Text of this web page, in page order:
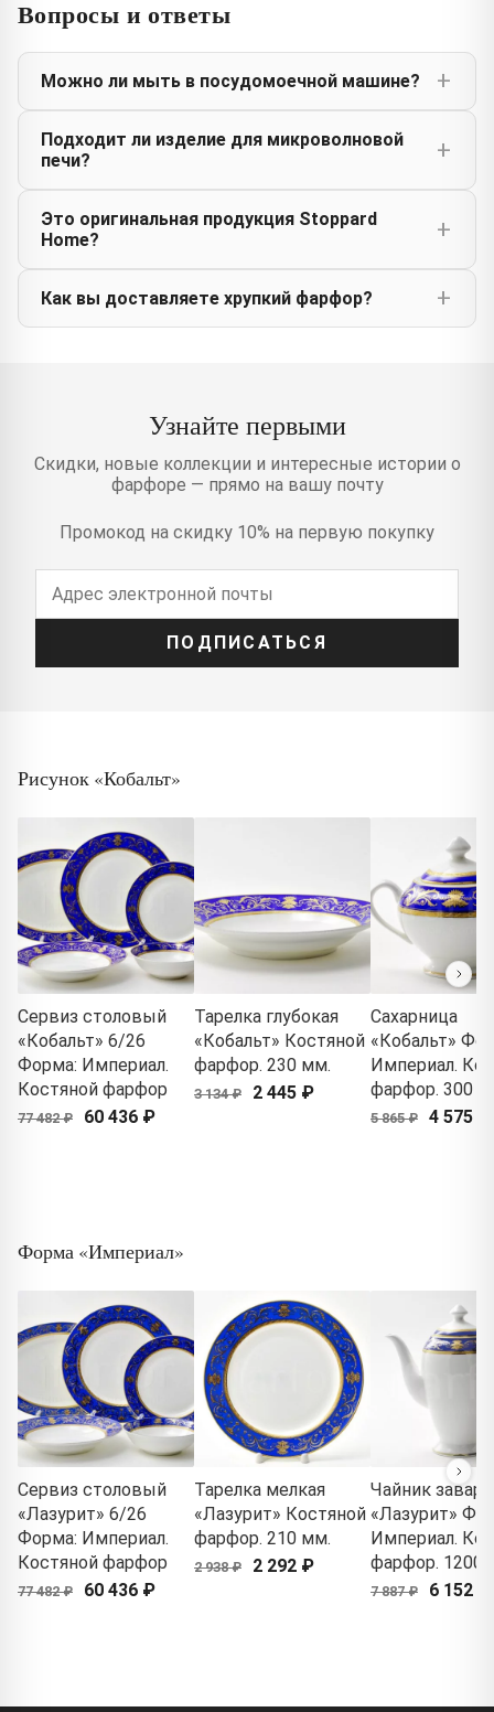
Вопросы и ответы
Можно ли мыть в посудомоечной машине?
Подходит ли изделие для микроволновой
печи?
Это оригинальная продукция Stoppard
Home?
Как вы доставляете хрупкий фарфор?
Узнайте первыми
Скидки, новые коллекции и интересные истории о
фарфоре — прямо на вашу почту
Промокод на скидку 10% на первую покупку
ПОДПИСАТЬСЯ
Рисунок «Кобальт»
Сервиз столовый
«Кобальт» 6/26
Форма: Империал.
Костяной фарфор
77 482 ₽ 60 436 ₽
Тарелка глубокая
«Кобальт» Костяной
фарфор. 230 мм.
3 134 ₽ 2 445 ₽
Сахарница
«Кобальт»
Империал.
фарфор. 300
5 865 ₽ 4 575 ₽
Форма «Империал»
Сервиз столовый
«Лазурит» 6/26
Форма: Империал.
Костяной фарфор
77 482 ₽ 60 436 ₽
Тарелка мелкая
«Лазурит» Костяной
фарфор. 210 мм.
2 938 ₽ 2 292 ₽
Чайник
«Лазурит»
Империал.
фарфор. 1200
7 887 ₽ 6 152 ₽